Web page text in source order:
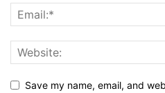
Save my name, email, and